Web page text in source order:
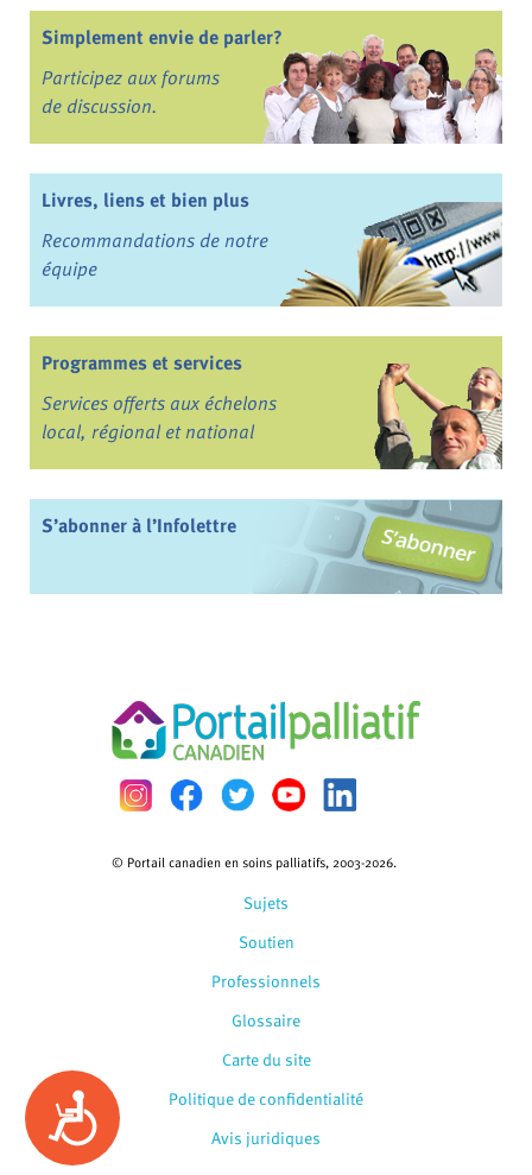
Accessibility
Simplement envie de parler?
Participez aux forums
de discussion.
Livres, liens et bien plus
Recommandations de notre
équipe
Programmes et services
Services offerts aux échelons
local, régional et national
S’abonner à l’Infolettre
Sujets
Soutien
Professionnels
Glossaire
© Portail canadien en soins palliatifs, 2003-2026.
Carte du site
Politique de confidentialité
Avis juridiques